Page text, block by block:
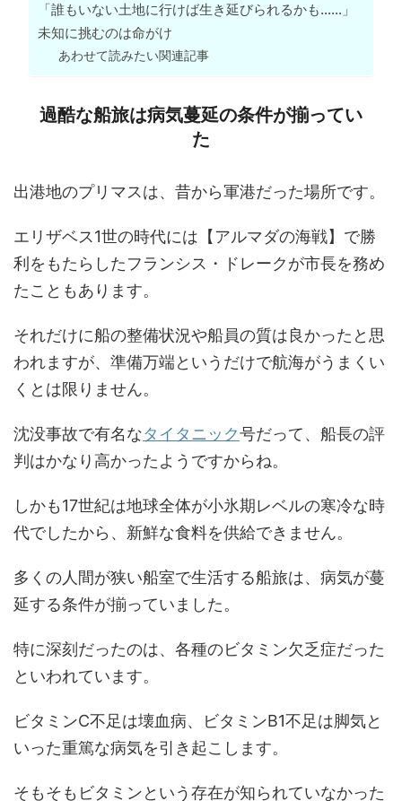
「誰もいない土地に行けば生き延びられるかも……」
未知に挑むのは命がけ
あわせて読みたい関連記事
過酷な船旅は病気蔓延の条件が揃ってい
た
出港地のプリマスは、昔から軍港だった場所です。
エリザベス1世の時代には【アルマダの海戦】で勝
利をもたらしたフランシス・ドレークが市長を務め
たこともあります。
それだけに船の整備状況や船員の質は良かったと思
われますが、準備万端というだけで航海がうまくい
くとは限りません。
沈没事故で有名なタイタニック号だって、船長の評
判はかなり高かったようですからね。
しかも17世紀は地球全体が小氷期レベルの寒冷な時
代でしたから、新鮮な食料を供給できません。
多くの人間が狭い船室で生活する船旅は、病気が蔓
延する条件が揃っていました。
特に深刻だったのは、各種のビタミン欠乏症だった
といわれています。
ビタミンC不足は壊血病、ビタミンB1不足は脚気と
いった重篤な病気を引き起こします。
そもそもビタミンという存在が知られていなかった